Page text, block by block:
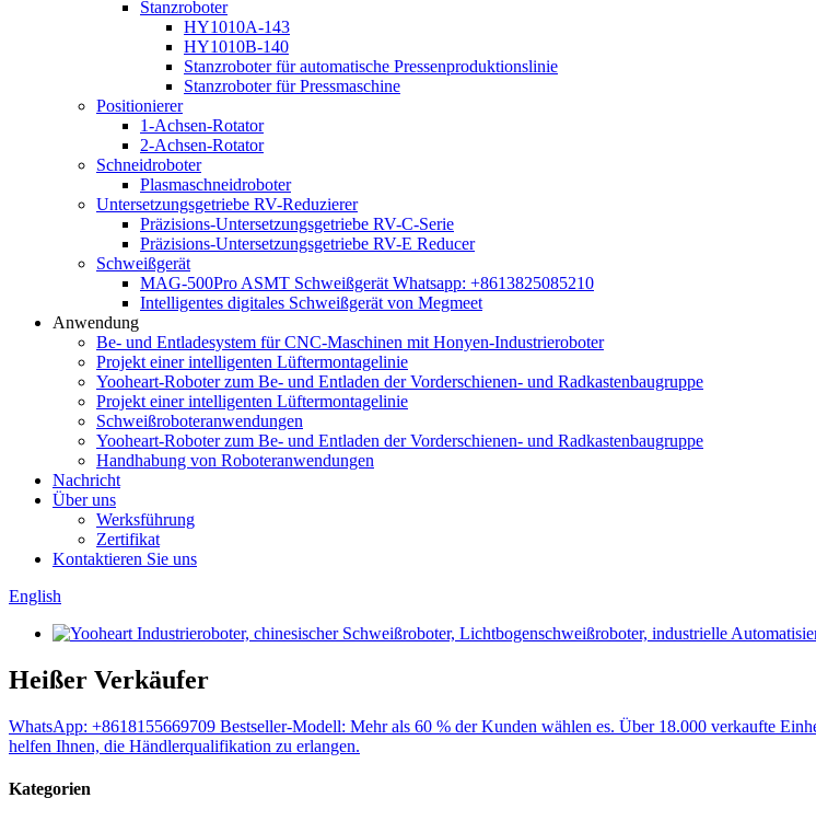
Stanzroboter
HY1010A-143
HY1010B-140
Stanzroboter für automatische Pressenproduktionslinie
Stanzroboter für Pressmaschine
Positionierer
1-Achsen-Rotator
2-Achsen-Rotator
Schneidroboter
Plasmaschneidroboter
Untersetzungsgetriebe RV-Reduzierer
Präzisions-Untersetzungsgetriebe RV-C-Serie
Präzisions-Untersetzungsgetriebe RV-E Reducer
Schweißgerät
MAG-500Pro ASMT Schweißgerät Whatsapp: +8613825085210
Intelligentes digitales Schweißgerät von Megmeet
Anwendung
Be- und Entladesystem für CNC-Maschinen mit Honyen-Industrieroboter
Projekt einer intelligenten Lüftermontagelinie
Yooheart-Roboter zum Be- und Entladen der Vorderschienen- und Radkastenbaugruppe
Projekt einer intelligenten Lüftermontagelinie
Schweißroboteranwendungen
Yooheart-Roboter zum Be- und Entladen der Vorderschienen- und Radkastenbaugruppe
Handhabung von Roboteranwendungen
Nachricht
Über uns
Werksführung
Zertifikat
Kontaktieren Sie uns
English
Heißer Verkäufer
WhatsApp: +8618155669709 Bestseller-Modell: Mehr als 60 % der Kunden wählen es. Über 18.000 verkaufte
helfen Ihnen, die Händlerqualifikation zu erlangen.
Kategorien